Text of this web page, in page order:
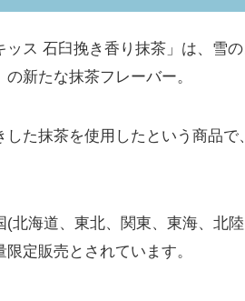
ス 石臼挽き香り抹茶」は、雪
新たな抹茶フレーバー。
た抹茶を使用したという商品で
北海道、東北、関東、東海、北
定販売とされています。